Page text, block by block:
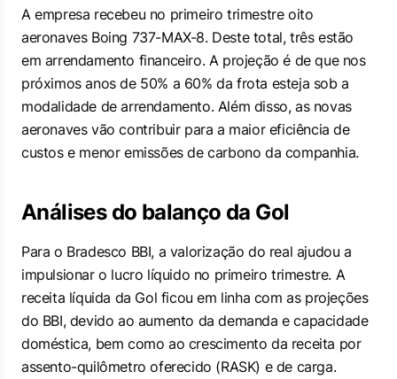
A empresa recebeu no primeiro trimestre oito
aeronaves Boing 737-MAX-8. Deste total, três estão
em arrendamento financeiro. A projeção é de que nos
próximos anos de 50% a 60% da frota esteja sob a
modalidade de arrendamento. Além disso, as novas
aeronaves vão contribuir para a maior eficiência de
custos e menor emissões de carbono da companhia.
Análises do balanço da Gol
Para o Bradesco BBI, a valorização do real ajudou a
impulsionar o lucro líquido no primeiro trimestre. A
receita líquida da Gol ficou em linha com as projeções
do BBI, devido ao aumento da demanda e capacidade
doméstica, bem como ao crescimento da receita por
assento-quilômetro oferecido (RASK) e de carga.